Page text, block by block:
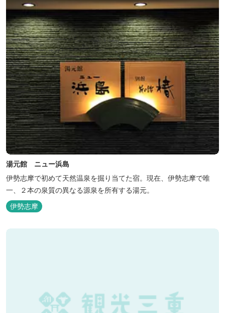
湯元館 ニュー浜島
伊勢志摩で初めて天然温泉を掘り当てた宿。現在、伊勢志摩で唯
一、２本の泉質の異なる源泉を所有する湯元。
伊勢志摩